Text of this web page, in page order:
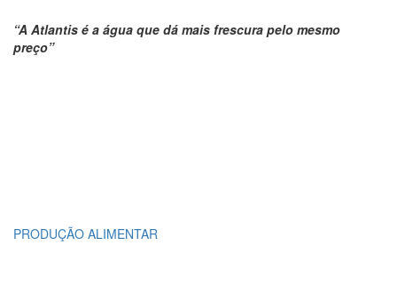
“A Atlantis é a água que dá mais frescura pelo mesmo
preço”
PRODUÇÃO ALIMENTAR